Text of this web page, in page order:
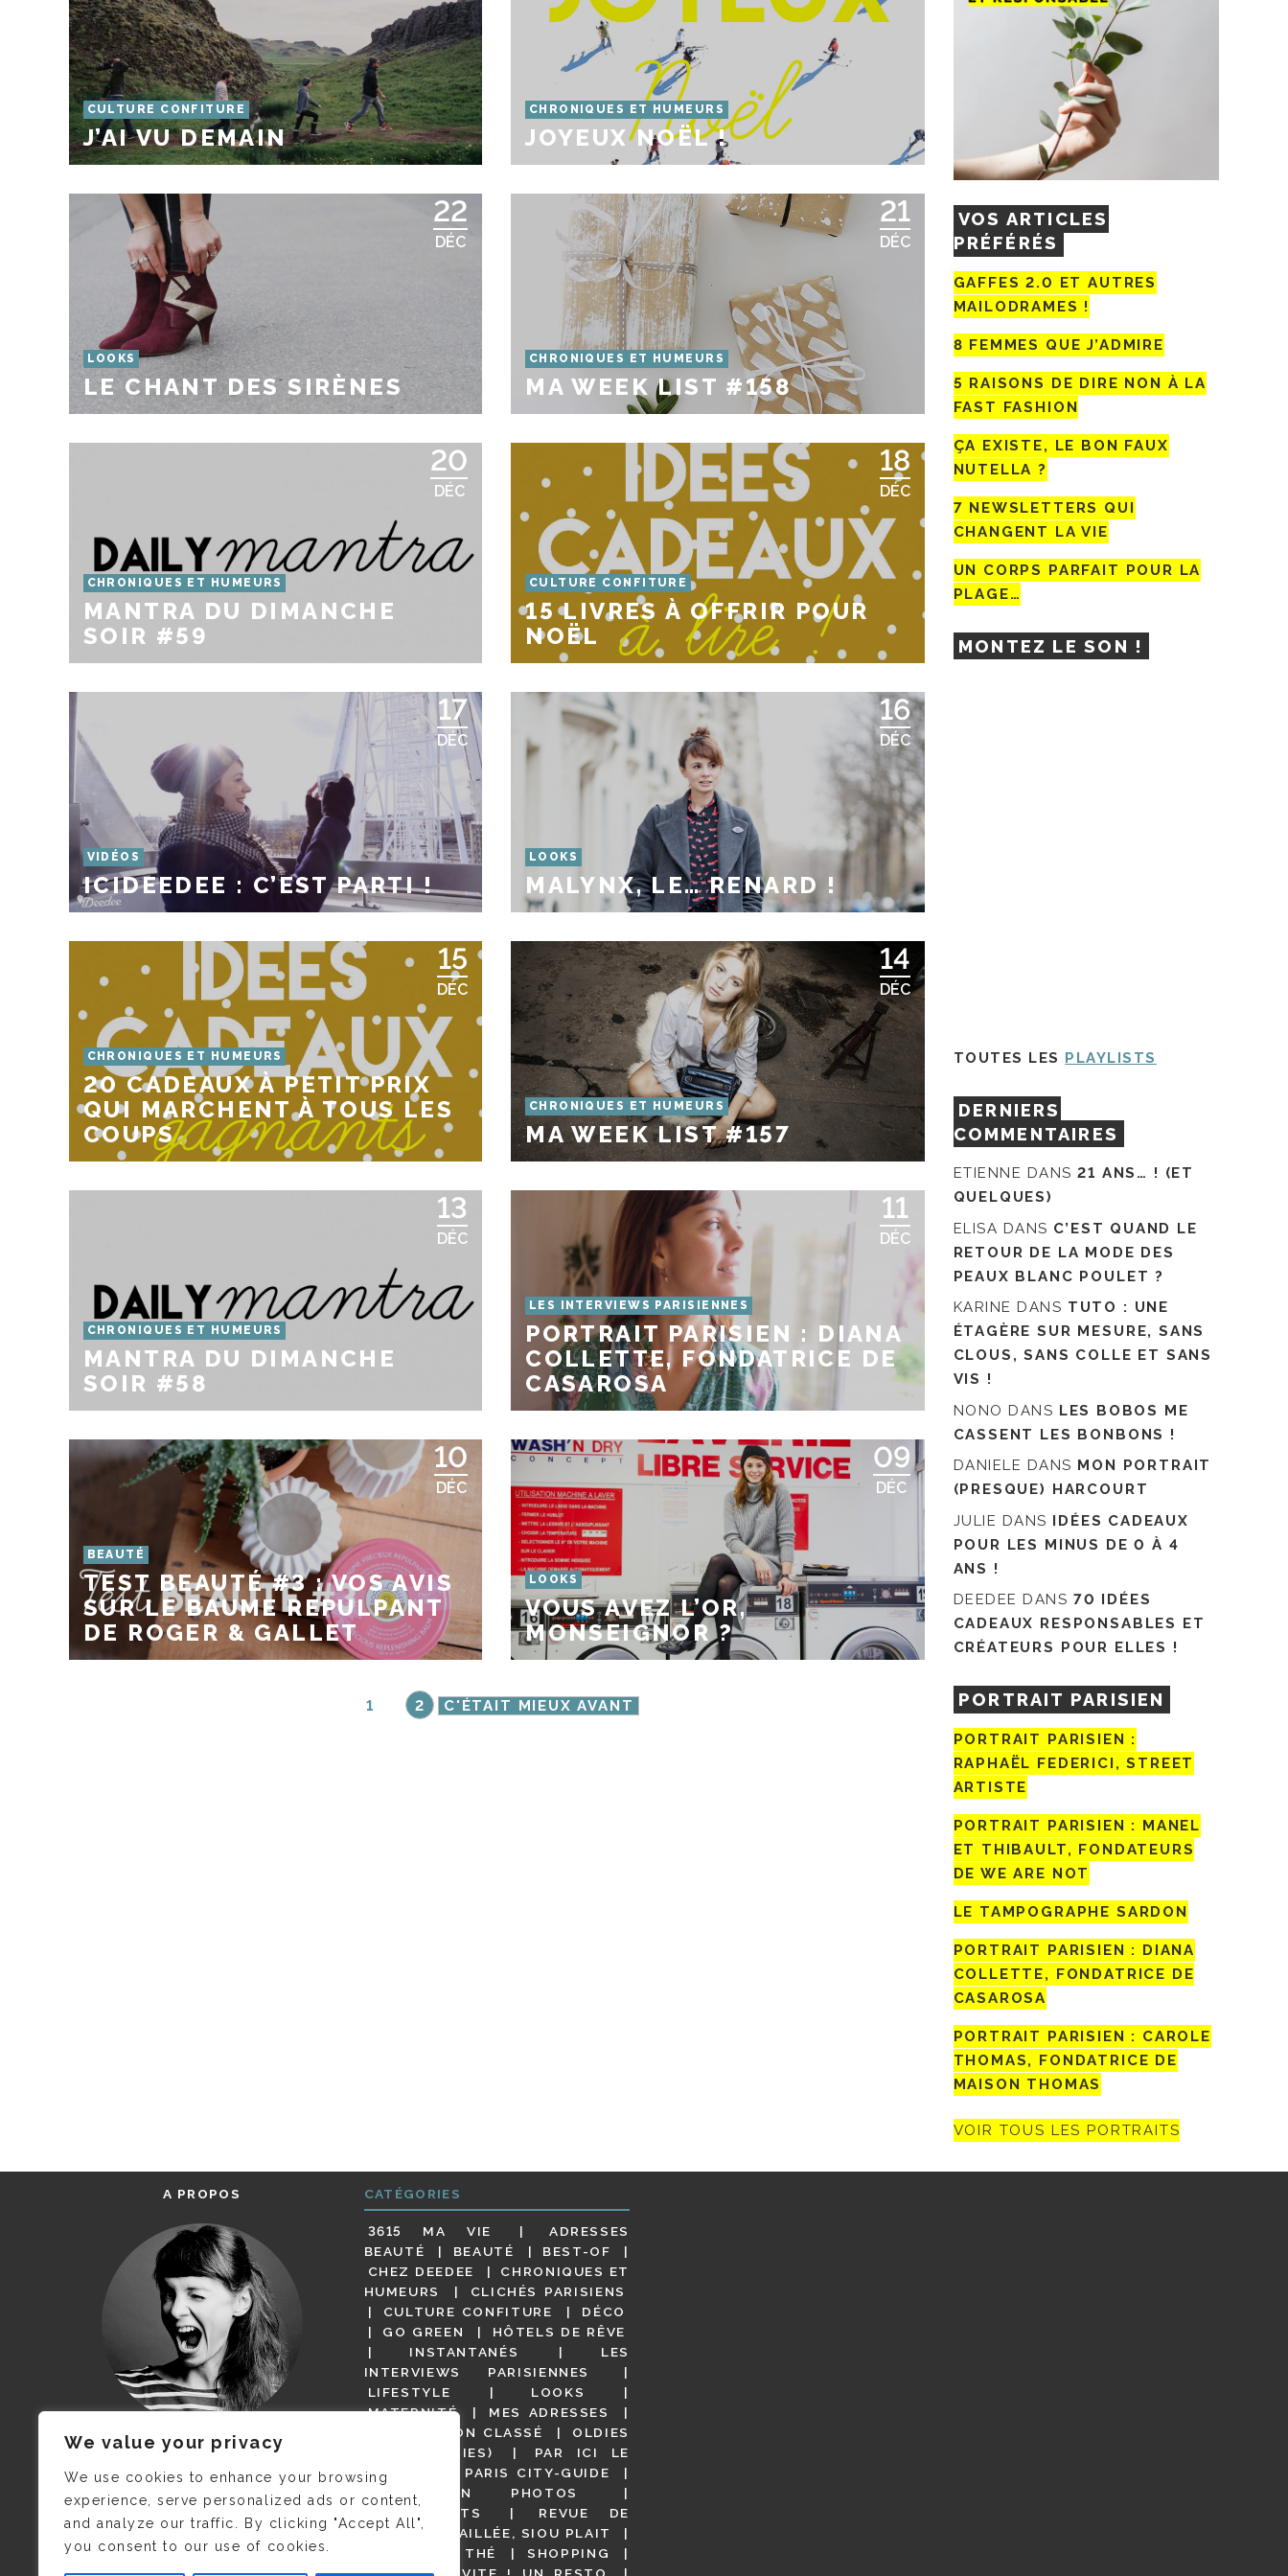
We value your privacy
We use cookies to enhance your browsing
experience, serve personalized ads or content,
and analyze our traffic. By clicking "Accept All",
you consent to our use of cookies.
CULTURE CONFITURE
J’AI VU DEMAIN
CHRONIQUES ET HUMEURS
JOYEUX NOËL !
22
DÉC
LOOKS
LE CHANT DES SIRÈNES
21
DÉC
CHRONIQUES ET HUMEURS
MA WEEK LIST #158
20
DÉC
CHRONIQUES ET HUMEURS
MANTRA DU DIMANCHE
SOIR #59
18
DÉC
CULTURE CONFITURE
15 LIVRES À OFFRIR POUR
NOËL
17
DÉC
VIDÉOS
ICIDEEDEE : C’EST PARTI !
16
DÉC
LOOKS
MALYNX, LE… RENARD !
15
DÉC
CHRONIQUES ET HUMEURS
20 CADEAUX À PETIT PRIX
QUI MARCHENT À TOUS LES
COUPS
14
DÉC
CHRONIQUES ET HUMEURS
MA WEEK LIST #157
13
DÉC
CHRONIQUES ET HUMEURS
MANTRA DU DIMANCHE
SOIR #58
11
DÉC
LES INTERVIEWS PARISIENNES
PORTRAIT PARISIEN : DIANA
COLLETTE, FONDATRICE DE
CASAROSA
10
DÉC
BEAUTÉ
TEST BEAUTÉ #3 : VOS AVIS
SUR LE BAUME REPULPANT
DE ROGER & GALLET
09
DÉC
LOOKS
VOUS AVEZ L’OR,
MONSEIGNOR ?
1 2 C'ÉTAIT MIEUX AVANT
VOS ARTICLES
PRÉFÉRÉS
GAFFES 2.0 ET AUTRES
MAILODRAMES !
8 FEMMES QUE J’ADMIRE
5 RAISONS DE DIRE NON À LA
FAST FASHION
ÇA EXISTE, LE BON FAUX
NUTELLA ?
7 NEWSLETTERS QUI
CHANGENT LA VIE
UN CORPS PARFAIT POUR LA
PLAGE…
MONTEZ LE SON !
TOUTES LES PLAYLISTS
DERNIERS
COMMENTAIRES
ETIENNE DANS21 ANS… ! (ET
QUELQUES)
ELISA DANS C’EST QUAND LE
RETOUR DE LA MODE DES
PEAUX BLANC POULET ?
KARINE DANS TUTO : UNE
ÉTAGÈRE SUR MESURE, SANS
CLOUS, SANS COLLE ET SANS
VIS !
NONO DANS LES BOBOS ME
CASSENT LES BONBONS !
DANIELE DANS MON PORTRAIT
(PRESQUE) HARCOURT
JULIE DANS IDÉES CADEAUX
POUR LES MINUS DE 0 À 4
ANS !
DEEDEE DANS 70 IDÉES
CADEAUX RESPONSABLES ET
CRÉATEURS POUR ELLES !
PORTRAIT PARISIEN
PORTRAIT PARISIEN :
RAPHAËL FEDERICI, STREET
ARTISTE
PORTRAIT PARISIEN : MANEL
ET THIBAULT, FONDATEURS
DE WE ARE NOT
LE TAMPOGRAPHE SARDON
PORTRAIT PARISIEN : DIANA
COLLETTE, FONDATRICE DE
CASAROSA
PORTRAIT PARISIEN : CAROLE
THOMAS, FONDATRICE DE
MAISON THOMAS
VOIR TOUS LES PORTRAITS
A PROPOS
JE M’APPELLE DELPHINE MAIS
C’EST ©CAMILLE COLLIN QUI A
PRIS CETTE PHOTO !
CATÉGORIES
3615 MA VIE
ADRESSES
BEAUTÉ
BEAUTÉ
BEST-OF
CHEZ DEEDEE
CHRONIQUES ET
HUMEURS
CLICHÉS PARISIENS
CULTURE CONFITURE
DÉCO
GO GREEN
HÔTELS DE RÊVE
INSTANTANÉS
LES
INTERVIEWS PARISIENNES
LIFESTYLE
LOOKS
MATERNITÉ
MES ADRESSES
NON CLASSÉ
OLDIES
(BUT GOODIES)
PAR ICI LE
MAGOT !
PARIS CITY-GUIDE
PARIS EN PHOTOS
RESTAURANTS
REVUE DE
PRESSE DÉTAILLÉE, SIOU PLAIT
SALONS DE THÉ
SHOPPING
VIDÉOS
VITE ! UN RESTO